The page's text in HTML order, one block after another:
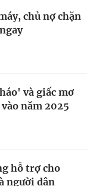
chủ nợ chặn
và giấc mơ
năm 2025
hỗ trợ cho
người dân